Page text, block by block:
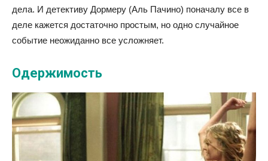
дела. И детективу Дормеру (Аль Пачино) поначалу все в
деле кажется достаточно простым, но одно случайное
событие неожиданно все усложняет.
Одержимость